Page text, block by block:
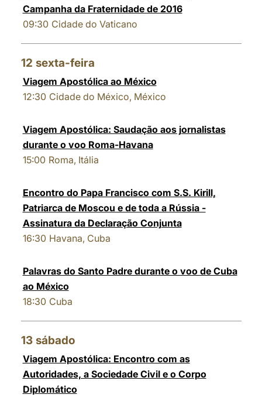
Campanha da Fraternidade de 2016
09:30 Cidade do Vaticano
12 sexta-feira
Viagem Apostólica ao México
12:30 Cidade do México, México
Viagem Apostólica: Saudação aos jornalistas
durante o voo Roma-Havana
15:00 Roma, Itália
Encontro do Papa Francisco com S.S. Kirill,
Patriarca de Moscou e de toda a Rússia -
Assinatura da Declaração Conjunta
16:30 Havana, Cuba
Palavras do Santo Padre durante o voo de Cuba
ao México
18:30 Cuba
13 sábado
Viagem Apostólica: Encontro com as
Autoridades, a Sociedade Civil e o Corpo
Diplomático